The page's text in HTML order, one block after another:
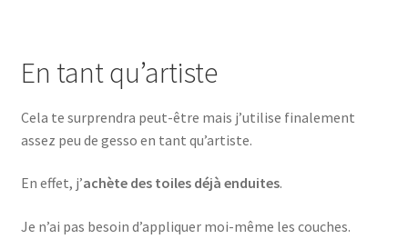
En tant qu’artiste
Cela te surprendra peut-être mais j’utilise finalement
assez peu de gesso en tant qu’artiste.
En effet, j’achète des toiles déjà enduites.
Je n’ai pas besoin d’appliquer moi-même les couches.